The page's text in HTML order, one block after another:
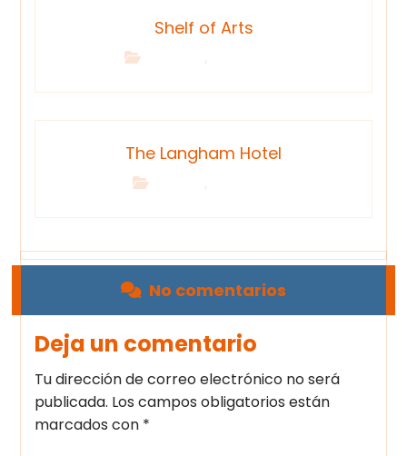
Shelf of Arts
,
The Langham Hotel
,
No comentarios
Deja un comentario
Tu dirección de correo electrónico no será
publicada. Los campos obligatorios están
marcados con *